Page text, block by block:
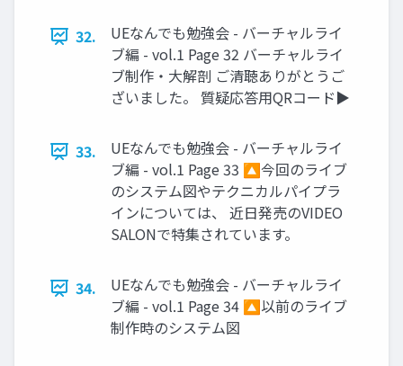
32.
UEなんでも勉強会 - バーチャルライ
ブ編 - vol.1 Page 32 バーチャルライ
ブ制作・大解剖 ご清聴ありがとうご
ざいました。 質疑応答用QRコード▶
33.
UEなんでも勉強会 - バーチャルライ
ブ編 - vol.1 Page 33 🔼今回のライブ
のシステム図やテクニカルパイプラ
インについては、 近日発売のVIDEO
SALONで特集されています。
34.
UEなんでも勉強会 - バーチャルライ
ブ編 - vol.1 Page 34 🔼以前のライブ
制作時のシステム図